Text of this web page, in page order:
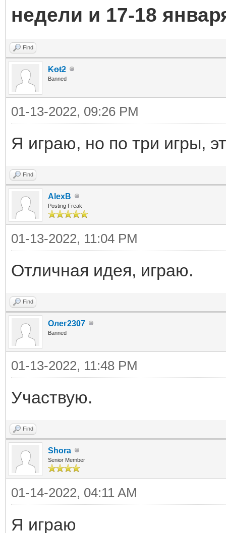
недели и 17-18
Find
Kot2
Banned
01-13-2022, 09:26 PM
Я играю, но по три игры,
Find
AlexB
Posting Freak
01-13-2022, 11:04 PM
Отличная идея, играю.
Find
Олег2307
Banned
01-13-2022, 11:48 PM
Участвую.
Find
Shora
Senior Member
01-14-2022, 04:11 AM
Я играю